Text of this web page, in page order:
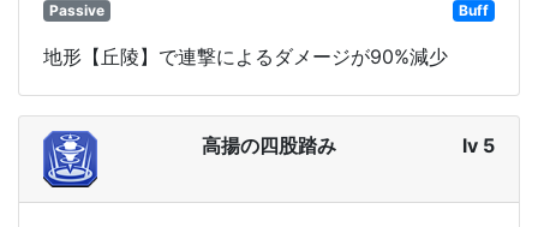
Passive Buff
地形【丘陵】で連撃によるダメージが90%減少
高揚の四股踏み lv 5